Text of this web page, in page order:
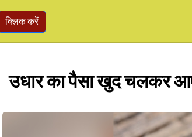
क्लिक करें
उधार का पैसा खुद चलकर